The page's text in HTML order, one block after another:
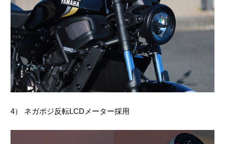
4） ネガポジ反転LCDメーター採用